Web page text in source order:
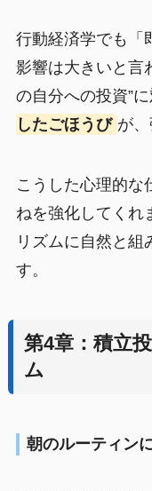
行動経済学でも「
影響は大きいと言
の自分への投資”に
したごほうび が
こうした心理的な
ねを強化してくれ
リズムに自然と組
す。
第4章：積立
ム
朝のルーティン